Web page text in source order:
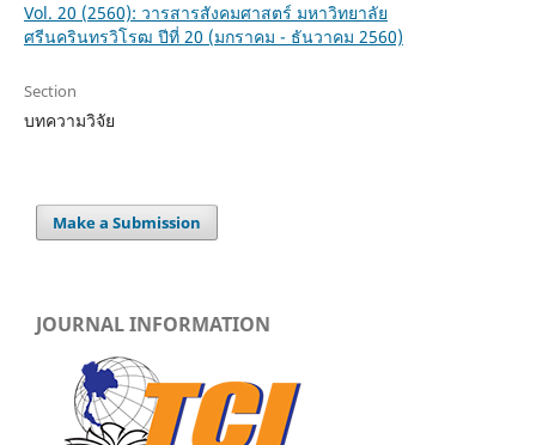
Vol. 20 (2560): วารสารสังคมศาสตร์ มหาวิทยาลัย
ศรีนครินทรวิโรฒ ปีที่ 20 (มกราคม - ธันวาคม 2560)
Section
บทความวิจัย
Make a Submission
JOURNAL INFORMATION